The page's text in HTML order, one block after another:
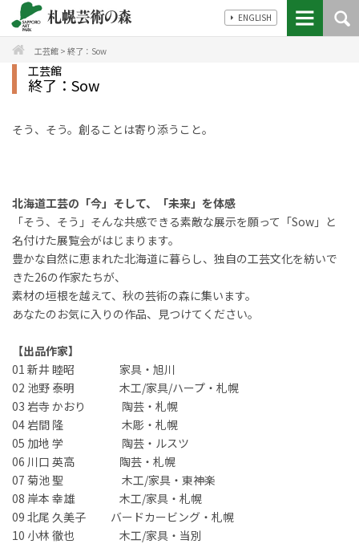
ENGLISH
工芸館 > 終了：Sow
工芸館
終了：Sow
そう、そう。創ることは寄り添うこと。
北海道工芸の「今」そして、「未来」を体感
「そう、そう」そんな共感できる素敵な展示を願って「Sow」と
名付けた展覧会がはじまります。
豊かな自然に恵まれた北海道に暮らし、独自の工芸文化を紡いで
きた26の作家たちが、
素材の垣根を越えて、秋の芸術の森に集います。
あなたのお気に入りの作品、見つけてください。
【出品作家】
01 新井 睦昭 家具・旭川
02 池野 泰明 木工/家具/ハープ・札幌
03 岩寺 かおり 陶芸・札幌
04 岩間 隆 木彫・札幌
05 加地 学 陶芸・ルスツ
06 川口 英高 陶芸・札幌
07 菊池 聖 木工/家具・東神楽
08 岸本 幸雄 木工/家具・札幌
09 北尾 久美子 バードカービング・札幌
10 小林 徹也 木工/家具・当別